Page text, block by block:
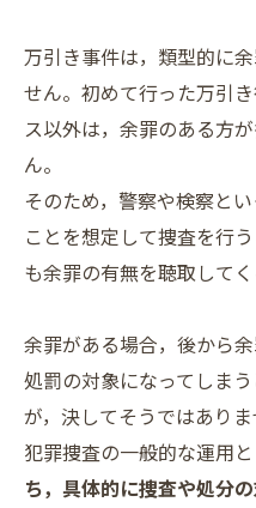
万引き事件は，類型的に
せん。初めて行った万引
ス以外は，余罪のある方
ん。
そのため，警察や検察と
ことを想定して捜査を行
も余罪の有無を聴取してく
余罪がある場合，後から
処罰の対象になってしま
が，決してそうではありま
犯罪捜査の一般的な運用と
ち，具体的に捜査や処分